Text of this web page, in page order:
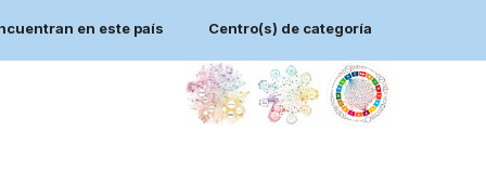
en este país Centro(s) de categoría 2